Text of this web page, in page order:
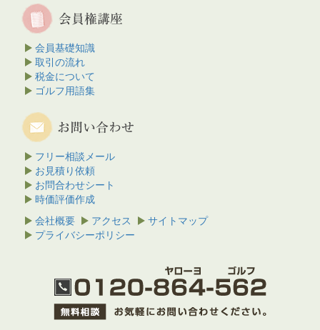
会員基礎知識
取引の流れ
税金について
ゴルフ用語集
フリー相談メール
お見積り依頼
お問合わせシート
時価評価作成
会社概要
アクセス
サイトマップ
プライバシーポリシー